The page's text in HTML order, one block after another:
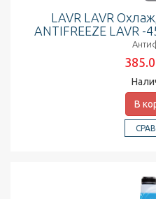
LAVR LAVR
ANTIFREEZE LAVR -
В